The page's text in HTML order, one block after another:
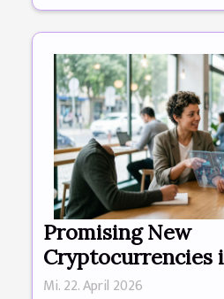
Promising New
Cryptocurrencies
Mi. 22. April 2026